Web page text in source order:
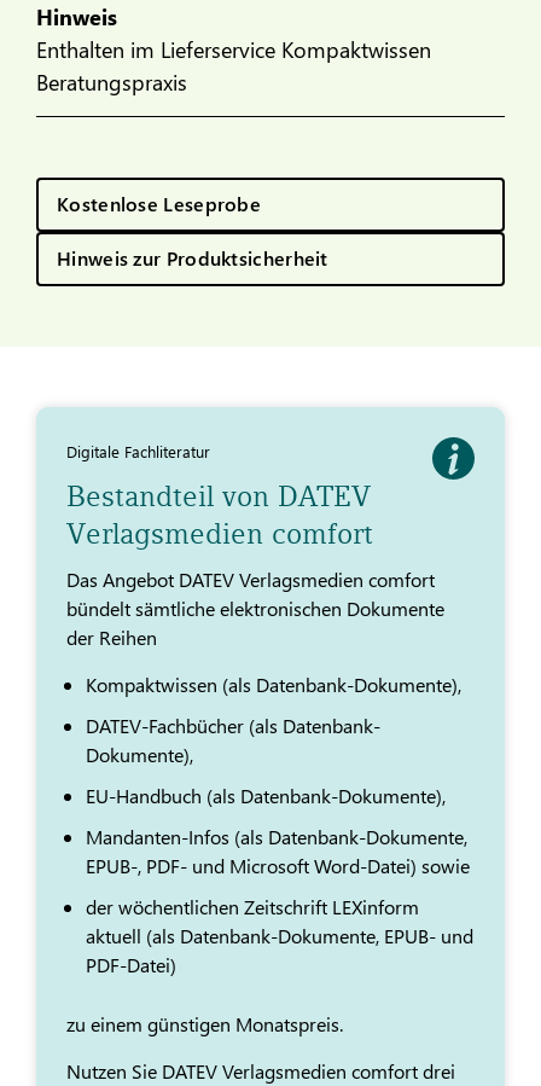
Hinweis
Enthalten im Lieferservice Kompaktwissen
Beratungspraxis
Kostenlose Leseprobe
Hinweis zur Produktsicherheit
Digitale Fachliteratur
Bestandteil von DATEV
Verlagsmedien comfort
Das Angebot DATEV Verlagsmedien comfort
bündelt sämtliche elektronischen Dokumente
der Reihen
Kompaktwissen (als Datenbank-Dokumente),
DATEV-Fachbücher (als Datenbank-
Dokumente),
EU-Handbuch (als Datenbank-Dokumente),
Mandanten-Infos (als Datenbank-Dokumente,
EPUB-, PDF- und Microsoft Word-Datei) sowie
der wöchentlichen Zeitschrift LEXinform
aktuell (als Datenbank-Dokumente, EPUB- und
PDF-Datei)
zu einem günstigen Monatspreis.
Nutzen Sie DATEV Verlagsmedien comfort drei